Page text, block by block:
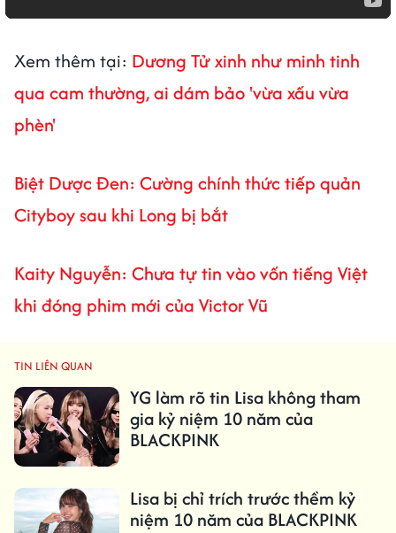
Xem thêm tại: Dương Tử xinh như minh tinh
qua cam thường, ai dám bảo 'vừa xấu vừa
phèn'
Biệt Dược Đen: Cường chính thức tiếp quản
Cityboy sau khi Long bị bắt
Kaity Nguyễn: Chưa tự tin vào vốn tiếng Việt
khi đóng phim mới của Victor Vũ
TIN LIÊN QUAN
YG làm rõ tin Lisa không tham
gia kỷ niệm 10 năm của
BLACKPINK
Lisa bị chỉ trích trước thềm kỷ
niệm 10 năm của BLACKPINK